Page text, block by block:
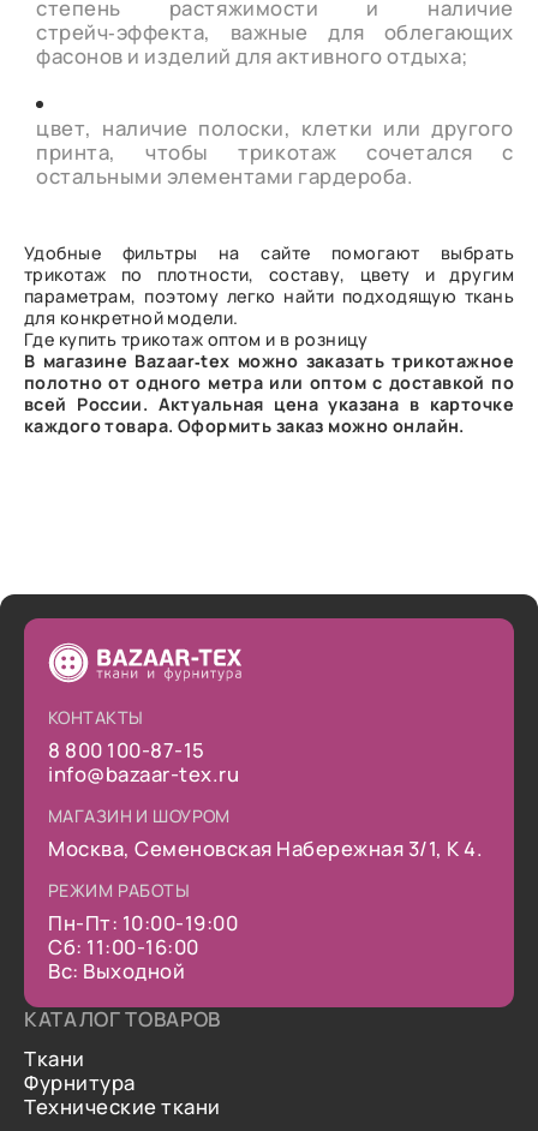
степень растяжимости и наличие
стрейч‑эффекта, важные для облегающих
фасонов и изделий для активного отдыха;
цвет, наличие полоски, клетки или другого
принта, чтобы трикотаж сочетался с
остальными элементами гардероба.
Удобные фильтры на сайте помогают выбрать
трикотаж по плотности, составу, цвету и другим
параметрам, поэтому легко найти подходящую ткань
для конкретной модели.
Где купить трикотаж оптом и в розницу
В магазине Bazaar‑tex можно заказать трикотажное
полотно от одного метра или оптом с доставкой по
всей России. Актуальная цена указана в карточке
каждого товара. Оформить заказ можно онлайн.
КОНТАКТЫ
8 800 100-87-15
info@bazaar-tex.ru
МАГАЗИН И ШОУРОМ
Москва, Семеновская Набережная 3/1, К 4.
РЕЖИМ РАБОТЫ
Пн-Пт: 10:00-19:00
Сб: 11:00-16:00
Вс: Выходной
КАТАЛОГ ТОВАРОВ
Ткани
Фурнитура
Технические ткани